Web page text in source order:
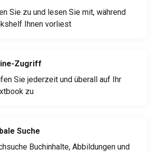
Sie zu und lesen Sie mit, während
Ihnen vorliest
Zugriff
Sie jederzeit und überall auf Ihr
zu
Suche
Buchinhalte, Abbildungen und